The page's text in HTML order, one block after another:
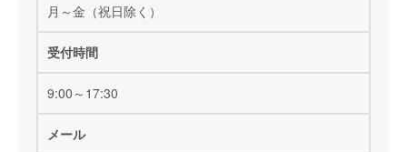
月～金（祝日除く）
受付時間
9:00～17:30
メール